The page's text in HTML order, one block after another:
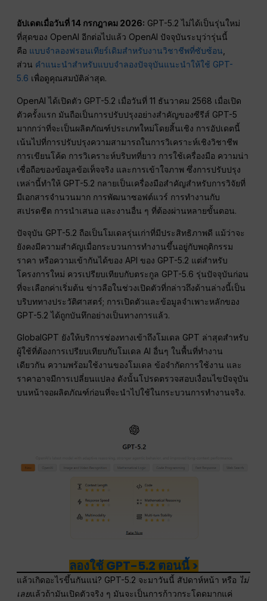
อัปเดตเมื่อวันที่ 14 กรกฎาคม 2026: GPT-5.2 ไม่ได้เป็นรุ่นใหม่
ที่สุดของ OpenAI อีกต่อไปแล้ว OpenAI ปัจจุบันระบุว่ารุ่นนี้
คือ แบบจำลองฟรอนเทียร์เดิมสำหรับงานวิชาชีพที่ซับซ้อน
ส่วน คำแนะนำสำหรับแบบจำลองปัจจุบันแนะนำให้ใช้ GPT-
5.6 เพื่อดูคุณสมบัติล่าสุด.
OpenAI ได้เปิดตัว GPT-5.2 เมื่อวันที่ 11 ธันวาคม 2568 เมื่อเปิด
ตัวครั้งแรก มันถือเป็นการปรับปรุงอย่างสำคัญของซีรีส์ GPT-5
มากกว่าที่จะเป็นผลิตภัณฑ์ประเภทใหม่โดยสิ้นเชิง การอัปเดตนี้
เน้นไปที่การปรับปรุงความสามารถในการวิเคราะห์เชิงวิชาชีพ
การเขียนโค้ด การวิเคราะห์บริบทที่ยาว การใช้เครื่องมือ ความน่า
เชื่อถือของข้อมูลข้อเท็จจริง และการเข้าใจภาพ ซึ่งการปรับปรุง
เหล่านี้ทำให้ GPT-5.2 กลายเป็นเครื่องมือสำคัญสำหรับการวิจัยที่
มีเอกสารจำนวนมาก การพัฒนาซอฟต์แวร์ การทำงานกับ
สเปรดชีต การนำเสนอ และงานอื่น ๆ ที่ต้องผ่านหลายขั้นตอน.
ปัจจุบัน GPT-5.2 ถือเป็นโมเดลรุ่นเก่าที่มีประสิทธิภาพดี แม้ว่าจะ
ยังคงมีความสำคัญเมื่อกระบวนการทำงานขึ้นอยู่กับพฤติกรรม
ราคา หรือความเข้ากันได้ของ API ของ GPT-5.2 แต่สำหรับ
โครงการใหม่ ควรเปรียบเทียบกับตระกูล GPT-5.6 รุ่นปัจจุบันก่อน
ที่จะเลือกค่าเริ่มต้น ข่าวลือในช่วงเปิดตัวที่กล่าวถึงด้านล่างนี้เป็น
บริบททางประวัติศาสตร์; การเปิดตัวและข้อมูลจำเพาะหลักของ
GPT-5.2 ได้ถูกบันทึกอย่างเป็นทางการแล้ว.
GlobalGPT ยังให้บริการช่องทางเข้าถึงโมเดล GPT ล่าสุดสำหรับ
ผู้ใช้ที่ต้องการเปรียบเทียบกับโมเดล AI อื่นๆ ในพื้นที่ทำงาน
เดียวกัน ความพร้อมใช้งานของโมเดล ข้อจำกัดการใช้งาน และ
ราคาอาจมีการเปลี่ยนแปลง ดังนั้นโปรดตรวจสอบเงื่อนไขปัจจุบัน
บนหน้าจอผลิตภัณฑ์ก่อนที่จะนำไปใช้ในกระบวนการทำงานจริง.
ลองใช้ GPT-5.2 ตอนนี้ >
แล้วเกิดอะไรขึ้นกันแน่? GPT-5.2 จะมาวันนี้ สัปดาห์หน้า หรือ ไม่
เลยแล้วถ้ามันเปิดตัวจริง ๆ มันจะเป็นการก้าวกระโดดมากแค่